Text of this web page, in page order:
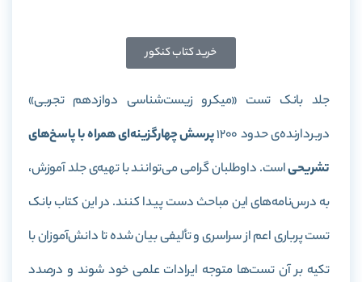
خرید کتاب کنکور
جلد بانک تست «میکرو زیست‌شناسی دوازدهم تجربی»
دربردارنده‌ی حدود 1200
پرسش چهارگزینه‌ای همراه با پاسخ‌های
تشریحیاست. داوطلبان گرامی می‌توانند با تهیه‌ی جلد آموزش،
به درس‌نامه‌های این مباحث دست پیدا کنند. در این کتاب بانک
تست پرباری اعم از سراسری و تألیفی بیان شده تا دانش‌آموزان با
تکیه بر آن تست‌ها متوجه ایرادات علمی خود شوند و درصدد